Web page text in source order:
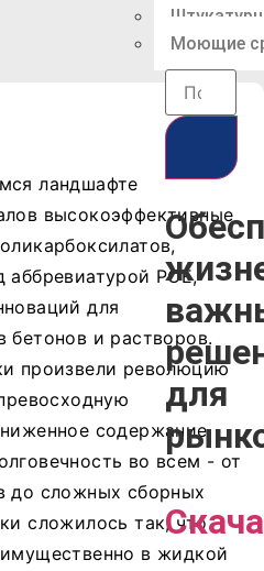
Моющие
для
ландшафте
высокоэффективные
PCE,
для
бетонов и растворов.
произвели революцию
содержание
во всем - от
до сложных сборных
сложилось так, что
в жидкой